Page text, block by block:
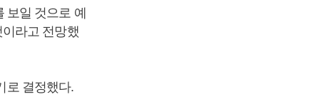
일 것으로 예
라고 전망했
로 결정했다.